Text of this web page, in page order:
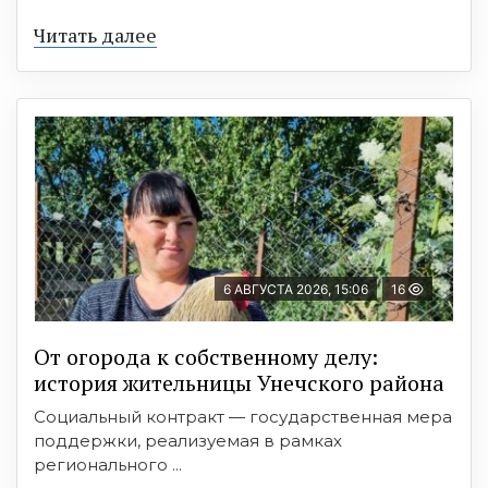
Читать далее
6 АВГУСТА 2026, 15:06 16
От огорода к собственному делу:
история жительницы Унечского района
Социальный контракт — государственная мера
поддержки, реализуемая в рамках
регионального ...